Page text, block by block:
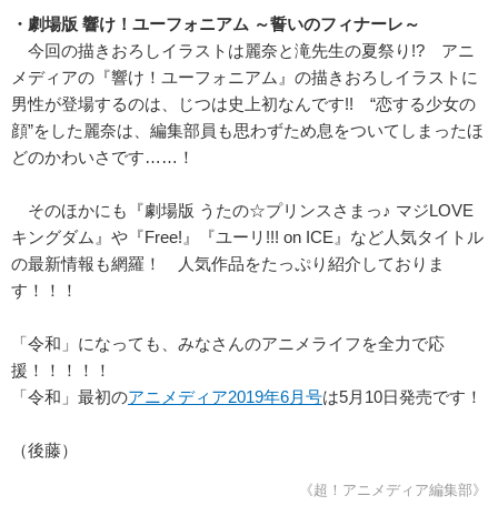
・劇場版 響け！ユーフォニアム ～誓いのフィナーレ～
今回の描きおろしイラストは麗奈と滝先生の夏祭り!? アニ
メディアの『響け！ユーフォニアム』の描きおろしイラストに
男性が登場するのは、じつは史上初なんです!! “恋する少女の
顔”をした麗奈は、編集部員も思わずため息をついてしまったほ
どのかわいさです……！
そのほかにも『劇場版 うたの☆プリンスさまっ♪ マジLOVE
キングダム』や『Free!』『ユーリ!!! on ICE』など人気タイトル
の最新情報も網羅！ 人気作品をたっぷり紹介しておりま
す！！！
「令和」になっても、みなさんのアニメライフを全力で応
援！！！！！
「令和」最初のアニメディア2019年6月号は5月10日発売です！
（後藤）
《超！アニメディア編集部》